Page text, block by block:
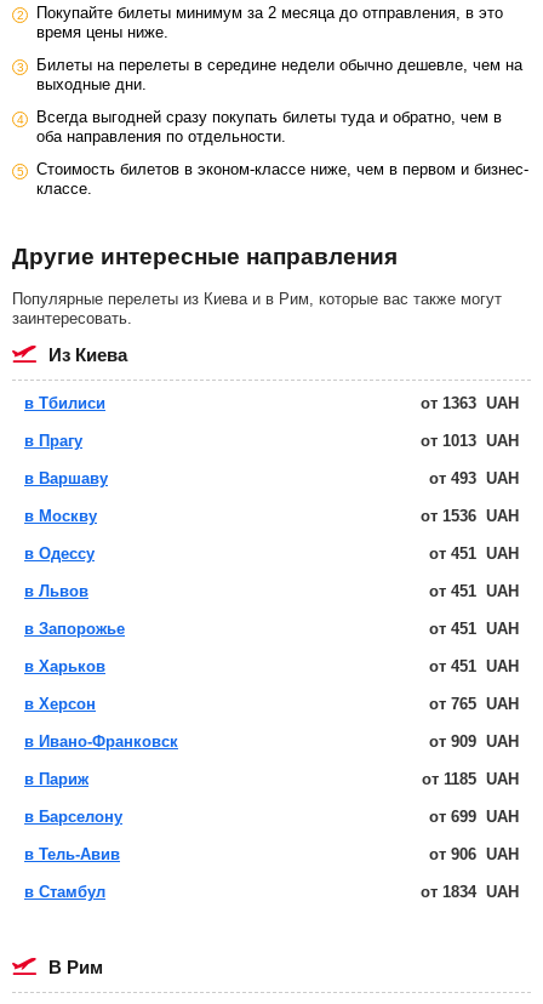
Покупайте билеты минимум за 2 месяца до отправления, в это
время цены ниже.
Билеты на перелеты в середине недели обычно дешевле, чем на
выходные дни.
Всегда выгодней сразу покупать билеты туда и обратно, чем в
оба направления по отдельности.
Стоимость билетов в эконом-классе ниже, чем в первом и бизнес-
классе.
Другие интересные направления
Популярные перелеты из Киева и в Рим, которые вас также могут
заинтересовать.
из Киева
в Тбилиси от 1363 UAH
в Прагу от 1013 UAH
в Варшаву от 493 UAH
в Москву от 1536 UAH
в Одессу от 451 UAH
в Львов от 451 UAH
в Запорожье от 451 UAH
в Харьков от 451 UAH
в Херсон от 765 UAH
в Ивано-Франковск от 909 UAH
в Париж от 1185 UAH
в Барселону от 699 UAH
в Тель-Авив от 906 UAH
в Стамбул от 1834 UAH
в Рим